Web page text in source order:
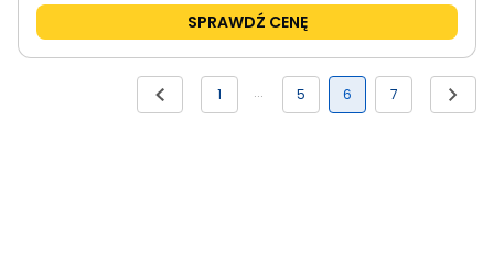
SPRAWDŹ CENĘ
1 5 6 7